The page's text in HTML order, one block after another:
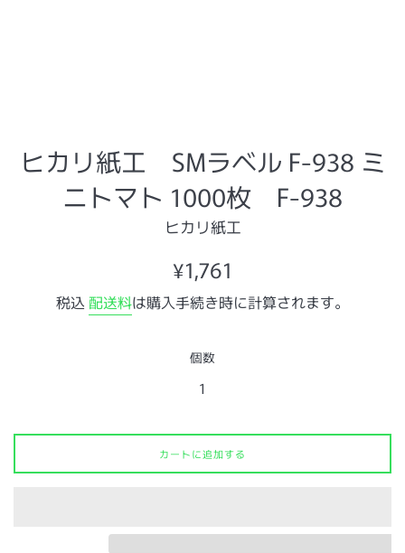
ヒカリ紙工 SMラベル F-938 ミ
ニトマト 1000枚 F-938
ヒカリ紙工
通
価
¥1,761
税込 配送料は購入手続き時に計算されます。
個数
カートに追加する